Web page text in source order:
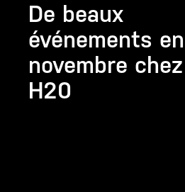
De beaux
événements en
novembre chez
H20